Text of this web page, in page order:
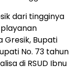
dari tingginya
Bupati
No. 73 tahun
di RSUD Ibnu